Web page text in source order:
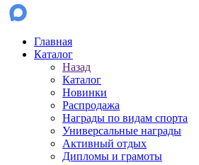
Главная
Каталог
Назад
Каталог
Новинки
Распродажа
Награды по видам спорта
Универсальные награды
Активный отдых
Дипломы и грамоты